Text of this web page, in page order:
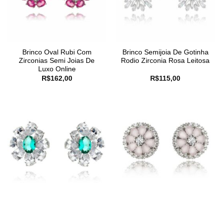
Brinco Oval Rubi Com
Zirconias Semi Joias De
Luxo Online
R$162,00
Brinco Semijoia De Gotinha
Rodio Zirconia Rosa Leitosa
R$115,00